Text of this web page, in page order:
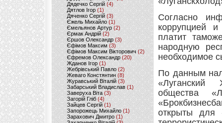
Дядечко Сергій (4)
Дятлов Ігор (1)
Дяченко Сергій (3)
Єжель Михайло (1)
Ємельянов Артур (2)
Єрмак Андрій (2)
Єршов Олександр (3)
Єфімов Максим (3)
Єфімов Максим Вікторович (2)
Єфремов Олександр (20)
Жданов Ігор (1)
Жебрівський Павло (2)
Жеваго Констянтин (8)
Журавський Віталій (3)
Забарський Владислав (1)
Заверуха Віта (3)
Загорій Гліб (4)
Зайцев Сергій(1)
Запорожець Михайло (1)
Зарахович Дмитро (1)
Согласно
коррупцией
платит
народную
необходимое
По данным
«Луганский
общества
открыты для